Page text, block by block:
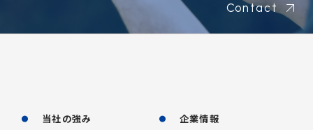
Contact
当社の強み
企業情報